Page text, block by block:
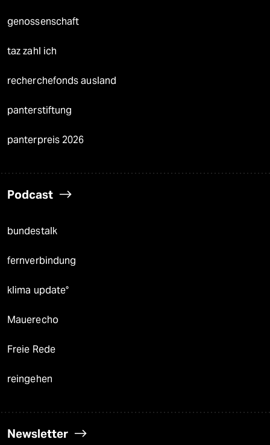
genossenschaft
taz zahl ich
recherchefonds ausland
panterstiftung
panterpreis 2026
Podcast
bundestalk
fernverbindung
klima update°
Mauerecho
Freie Rede
reingehen
Newsletter